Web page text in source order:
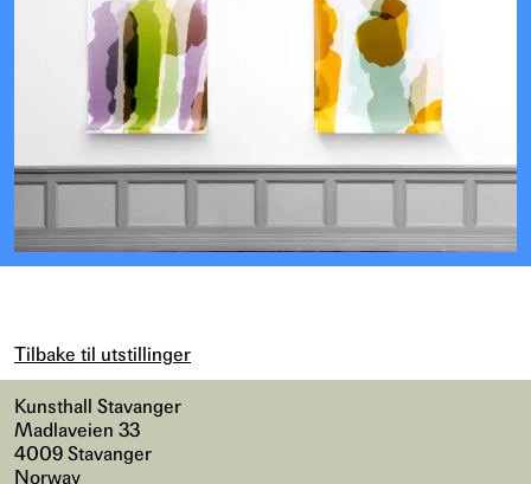
Tilbake til utstillinger
Kunsthall Stavanger
Madlaveien 33
4009 Stavanger
Norway